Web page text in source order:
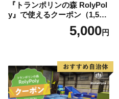
『トランポリンの森 RolyPol
y』で使えるクーポン（1,500
5,000円